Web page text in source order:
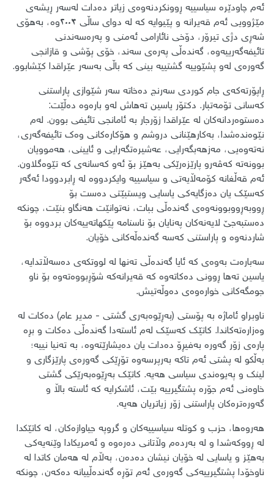
​ئەم چاودێرە سیاسییە ڕوونکردنەوەی زیاتر دەدات لەسەر ڕیشەی
مێژوویی ئەم قەیرانە و پێیوایە کە لە دوای ساڵی ٢٠٠٣وە، بەهۆی
شەڕی دژی تیرۆر، دۆخی نائارامی ئەمنی و پەرەسەندنی
تائیفەگەرییەوە، گەندەڵی پەرەی سەند، خۆی پۆشی و قازانجی
گەورەی لەو پشێوییە گشتییە بینی کە باڵی بەسەر عێراقدا کێشابوو.
ڕاپۆرتەکەی جام کوردی سەرنج دەخاتە سەر شێوازی پاراستنی
کەسانی تۆمەتبار. دکتۆر یاسین تەهاش لەو بارەوە دەڵێت:
دەستوەردانەکان لە عێراقدا زۆرجار بە ئامانجی تائیفی بوون. لەم
نێوەندەشدا، بەکارهێنانی دروشم و هۆکارەکانی وەک تائیفەگەری،
نەتەوەیی، مەزهەبگەرایی، عەشیرەتگەرایی و ئایینی، هەموویان
بوونەتە کەڤەرو پارێزەرێکی بەهێز بۆ ئەو کەسانەی کە تێوەگلاون.
ئەم قەڵغانە کۆمەڵایەتی و سیاسییە وایکردووە لە ڕابردوودا ئەگەر
کەسێک یان دەزگایەکی یاسایی ویستبێتی دەست بۆ
ڕووبەڕووبوونەوەی گەندەڵی ببات، نەتوانێت هەنگاو بنێت، چونکە
دەستبەجێ لایەنەکان پەنایان بۆ ناسنامە پێکهاتەییەکان بردووە بۆ
شاردنەوە و پاراستنی کەسە گەندەڵەکانی خۆیان.
سەبارەت بەوەی کە ئایا گەندەڵی تەنها لە لووتکەی دەسەڵاتدایە،
یاسین تەها ڕوونی دەکاتەوە کە قەیرانەکە شۆڕبووەتەوە بۆ ناو
جومگەکانی خوارەوەی دەوڵەتیش.
ناوبراو ئاماژە بە پۆستی (بەڕێوەبەری گشتی - مدیر عام) دەکات لە
وەزارەتەکاندا. کاتێک کەسێک لەم ئاستەدا گەندەڵی دەکات و بڕە
پارەی زۆر گەورە بەفیڕۆ دەدات یان دەیشارێتەوە، بە تەنیا نییە؛
بەڵکو لە پشتی ئەم تاکە بەرپرسەوە تۆڕێکی گەورەی پارێزگاری و
لینک و پەیوەندی سیاسی هەیە. کاتێک بەڕێوەبەرێکی گشتی
خاوەنی ئەم جۆرە پشتگیرییە بێت، ئاشکرایە کە ئاستە باڵا و
گەورەترەکان پاراستنی زۆر زیاتریان هەیە.
​هەروەها، حزب و کوتلە سیاسییەکان و گروپە جیاوازەکان، لە کاتێکدا
لە ڕووکەشدا و لە بەردەم وڵاتانی دەرەوە و ئەمریکادا وێنەیەکی
بەهێز و یاسایی لە خۆیان نیشان دەدەن، بەڵام لە هەمان کاتدا لە
ناوخۆدا پشتگیرییەکی گەورەی ئەم تۆڕە گەندەڵییانە دەکەن، چونکە